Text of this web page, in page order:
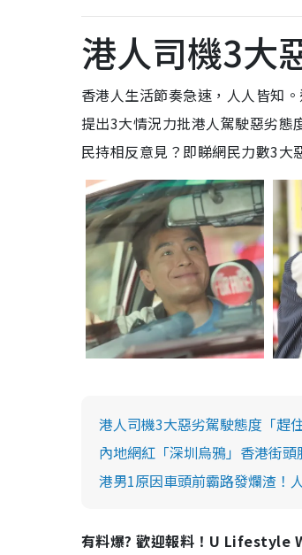
港人司機3大
香港人生活節奏急速，人人皆知
提出3大情況力批港人駕駛惡劣態
民持相反意見？即睇網民力數3大
港人司機3大惡劣駕駛態度「趕
內地網紅「深圳烏鴉」香港街
港男1原因車頭前霸路發爛渣！
有料爆? 歡迎報料！U Lifestyle